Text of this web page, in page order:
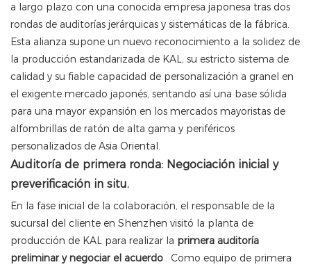
a largo plazo con una conocida empresa japonesa tras dos
rondas de auditorías jerárquicas y sistemáticas de la fábrica.
Esta alianza supone un nuevo reconocimiento a la solidez de
la producción estandarizada de KAL, su estricto sistema de
calidad y su fiable capacidad de personalización a granel en
el exigente mercado japonés, sentando así una base sólida
para una mayor expansión en los mercados mayoristas de
alfombrillas de ratón de alta gama y periféricos
personalizados de Asia Oriental.
Auditoría de primera ronda: Negociación inicial y
preverificación in situ.
En la fase inicial de la colaboración, el responsable de la
sucursal del cliente en Shenzhen visitó la planta de
producción de KAL para realizar la primera auditoría
preliminar y negociar el acuerdo . Como equipo de primera